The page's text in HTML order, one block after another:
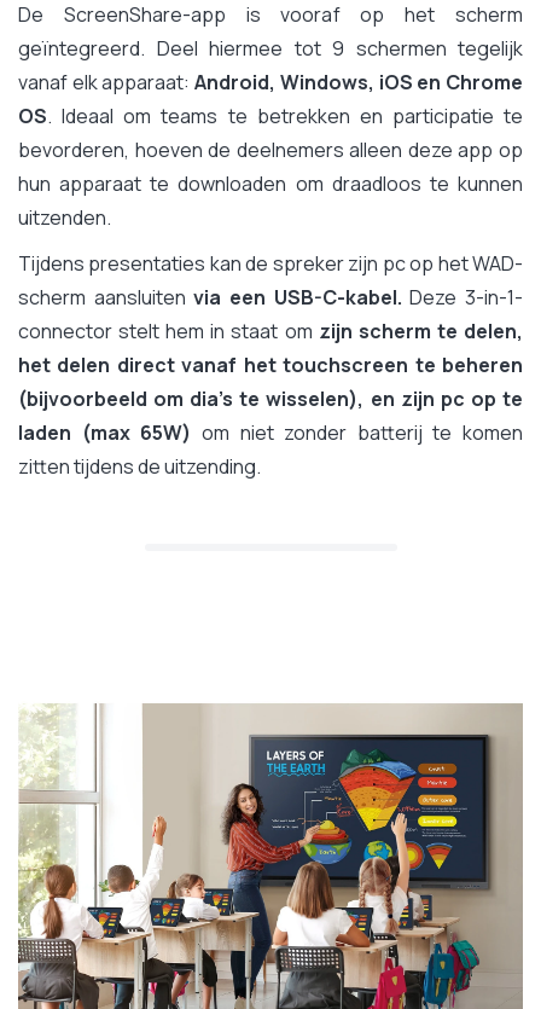
De ScreenShare-app is vooraf op het scherm
geïntegreerd. Deel hiermee tot 9 schermen tegelijk
vanaf elk apparaat:Android, Windows, iOS en Chrome
OS. Ideaal om teams te betrekken en participatie te
bevorderen, hoeven de deelnemers alleen deze app op
hun apparaat te downloaden om draadloos te kunnen
uitzenden.
Tijdens presentaties kan de spreker zijn pc op het WAD-
scherm aansluitenvia een USB-C-kabel. Deze 3-in-1-
connector stelt hem in staat om zijn scherm te delen,
het delen direct vanaf het touchscreen te beheren
(bijvoorbeeld om dia's te wisselen), en zijn pc op te
laden (max 65W) om niet zonder batterij te komen
zitten tijdens de uitzending.